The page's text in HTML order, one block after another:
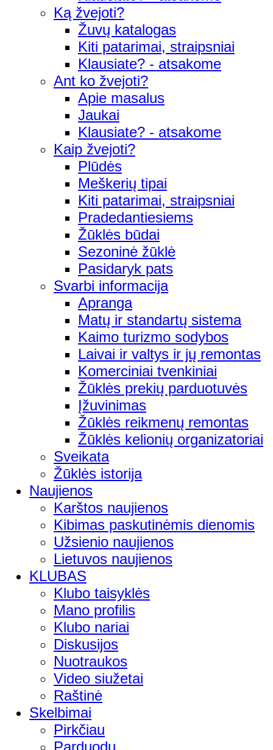
Ką žvejoti?
Žuvų katalogas
Kiti patarimai, straipsniai
Klausiate? - atsakome
Ant ko žvejoti?
Apie masalus
Jaukai
Klausiate? - atsakome
Kaip žvejoti?
Plūdės
Meškerių tipai
Kiti patarimai, straipsniai
Pradedantiesiems
Žūklės būdai
Sezoninė žūklė
Pasidaryk pats
Svarbi informacija
Apranga
Matų ir standartų sistema
Kaimo turizmo sodybos
Laivai ir valtys ir jų remontas
Komerciniai tvenkiniai
Žūklės prekių parduotuvės
Įžuvinimas
Žūklės reikmenų remontas
Žūklės kelionių organizatoriai
Sveikata
Žūklės istorija
Naujienos
Karštos naujienos
Kibimas paskutinėmis dienomis
Užsienio naujienos
Lietuvos naujienos
KLUBAS
Klubo taisyklės
Mano profilis
Klubo nariai
Diskusijos
Nuotraukos
Video siužetai
Raštinė
Skelbimai
Pirkčiau
Parduodu